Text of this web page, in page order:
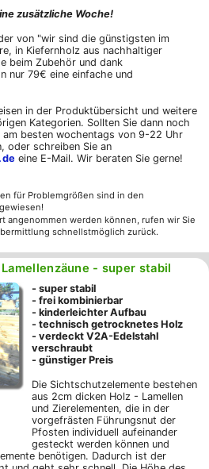
zusätzliche Woche!
von "wir sind die günstigsten im
in Kiefernholz aus nachhaltiger
beim Zubehör und dank
nur 79€ eine einfache und
in der Produktübersicht und weitere
Kategorien. Sollten Sie dann noch
am besten wochentags von 9-22 Uhr
oder schreiben Sie an
eine E-Mail. Wir beraten Sie gerne!
für Problemgrößen sind in den
angenommen werden können, rufen wir Sie
schnellstmöglich zurück.
- super stabil
- super stabil
- frei kombinierbar
- kinderleichter Aufbau
- technisch getrocknetes Holz
- verdeckt V2A-Edelstahl
verschraubt
- günstiger Preis
Die Sichtschutzelemente bestehen
aus 2cm dicken Holz - Lamellen
und Zierelementen, die in der
vorgefrästen Führungsnut der
Pfosten individuell aufeinander
gesteckt werden können und
benötigen. Dadurch ist der